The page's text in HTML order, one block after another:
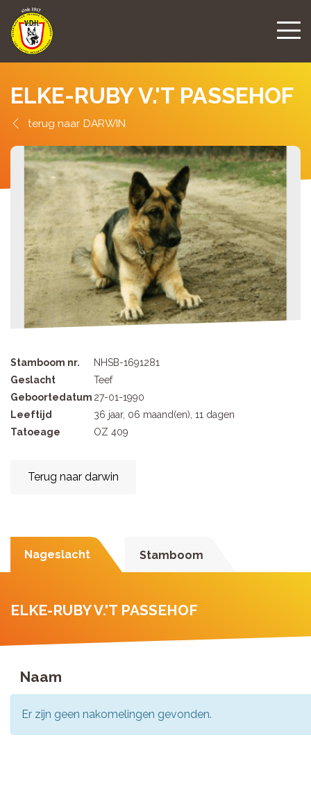
ELKE-RUBY V.'T PASSEHOF
DARWIN
Stamboom nr.
NHSB-1691281
Geslacht
Teef
Geboortedatum 27-01-1990
Leeftijd
36 jaar, 06 maand(en), 11 dagen
Tatoeage
OZ 409
Terug naar darwin
Nageslacht Stamboom
ELKE-RUBY V.'T PASSEHOF
Naam
Er zijn geen nakomelingen gevonden.